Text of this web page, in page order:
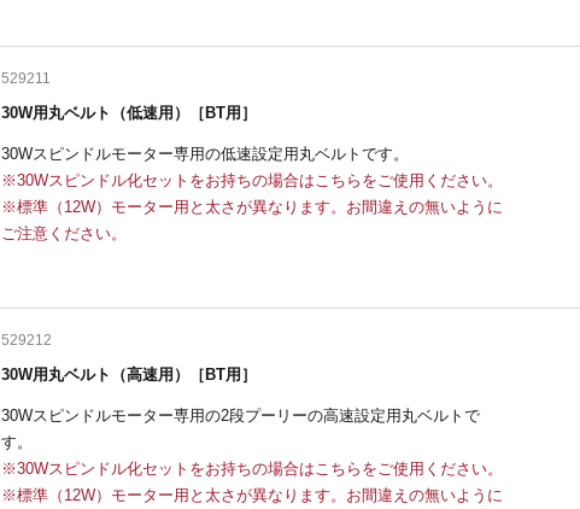
529211
30W用丸ベルト（低速用）［BT用］
30Wスピンドルモーター専用の低速設定用丸ベルトです。
※30Wスピンドル化セットをお持ちの場合はこちらをご使用ください。
※標準（12W）モーター用と太さが異なります。お間違えの無いように
ご注意ください。
529212
30W用丸ベルト（高速用）［BT用］
30Wスピンドルモーター専用の2段プーリーの高速設定用丸ベルトで
す。
※30Wスピンドル化セットをお持ちの場合はこちらをご使用ください。
※標準（12W）モーター用と太さが異なります。お間違えの無いように